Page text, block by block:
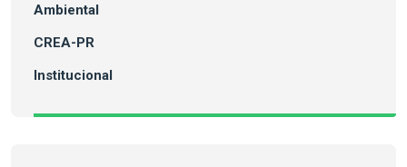
Ambiental
CREA-PR
Institucional